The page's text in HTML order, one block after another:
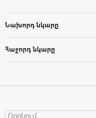
Նախորդ նկարը
Հաջորդ նկարը
Search for: